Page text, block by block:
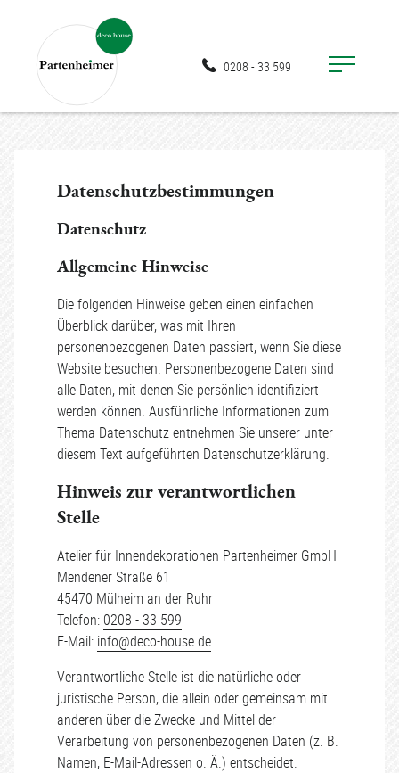
0208 - 33 599
Datenschutz­bestimmungen
Datenschutz
Allgemeine Hinweise
Die folgenden Hinweise geben einen einfachen
Überblick darüber, was mit Ihren
personenbezogenen Daten passiert, wenn Sie diese
Website besuchen. Personenbezogene Daten sind
alle Daten, mit denen Sie persönlich identifiziert
werden können. Ausführliche Informationen zum
Thema Datenschutz entnehmen Sie unserer unter
diesem Text aufgeführten Datenschutzerklärung.
Hinweis zur verantwortlichen
Stelle
Atelier für Innendekorationen Partenheimer GmbH
Mendener Straße 61
45470 Mülheim an der Ruhr
Telefon: 0208 - 33 599
E-Mail: info@deco-house.de
Verantwortliche Stelle ist die natürliche oder
juristische Person, die allein oder gemeinsam mit
anderen über die Zwecke und Mittel der
Verarbeitung von personenbezogenen Daten (z. B.
Namen, E-Mail-Adressen o. Ä.) entscheidet.